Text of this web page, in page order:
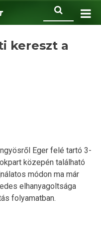
kereszt a
Eger felé tartó 3-
közepén található
módon ma már
elhanyagoltsága
folyamatban.